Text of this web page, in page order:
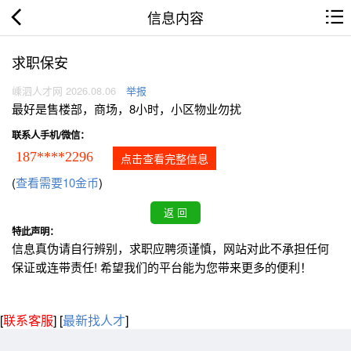
信息内容
求职保安
嵊泗人才网 2026.08.06 举报
最好是售楼部，商场，8小时，小区物业勿扰
联系人手机/微信：
187****2296 点击查看完整信息
(查看需要10金币)
特此声明：
信息真伪请自行辨别，求职应聘须谨慎，网站对此不承担任何
保证或连带责任! 希望我们的平台能为您带来更多的便利！
[联系客服] [最新找人才]